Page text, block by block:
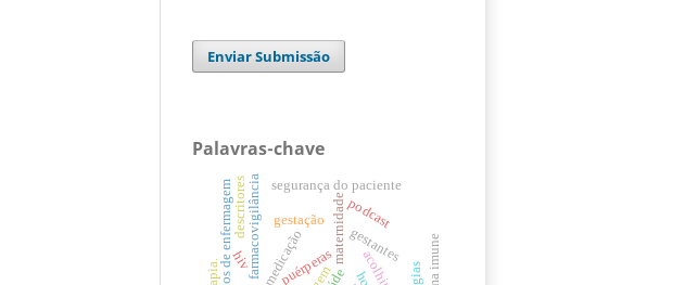
Enviar Submissão
Palavras-chave
gestantes
puérperas
maternidade
farmacovigilância segurança do paciente
hiv
gestação
cuidados de enfermagem podcast
descritores